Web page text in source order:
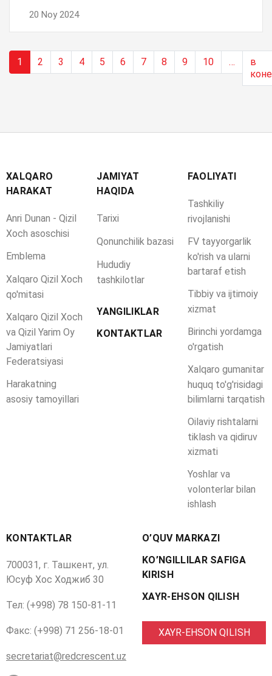
20 Noy 2024
1 2 3 4 5 6 7 8 9 10 …
в
XALQARO
HARAKAT
Anri Dunan - Qizil
Xoch asoschisi
Emblema
Xalqaro Qizil Xoch
qo'mitasi
Xalqaro Qizil Xoch
va Qizil Yarim Oy
Jamiyatlari
Federatsiyasi
Harakatning
asosiy tamoyillari
JAMIYAT
HAQIDA
Tarixi
Qonunchilik bazasi
Hududiy
tashkilotlar
YANGILIKLAR
KONTAKTLAR
FAOLIYATI
Tashkiliy
rivojlanishi
FV tayyorgarlik
ko'rish va ularni
bartaraf etish
Tibbiy va ijtimoiy
xizmat
Birinchi yordamga
o'rgatish
Xalqaro gumanitar
huquq to'g'risidagi
bilimlarni tarqatish
Oilaviy rishtalarni
tiklash va qidiruv
xizmati
Yoshlar va
volonterlar bilan
ishlash
KONTAKTLAR
700031, г. Ташкент, ул.
Юсуф Хос Ходжиб 30
Тел: (+998) 78 150-81-11
Факс: (+998) 71 256-18-01
secretariat@redcrescent.uz
O’QUV MARKAZI
KO’NGILLILAR SAFIGA
KIRISH
XAYR-EHSON QILISH
XAYR-EHSON QILISH